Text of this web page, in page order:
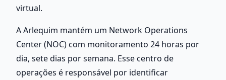
virtual.
A Arlequim mantém um Network Operations
Center (NOC) com monitoramento 24 horas por
dia, sete dias por semana. Esse centro de
operações é responsável por identificar